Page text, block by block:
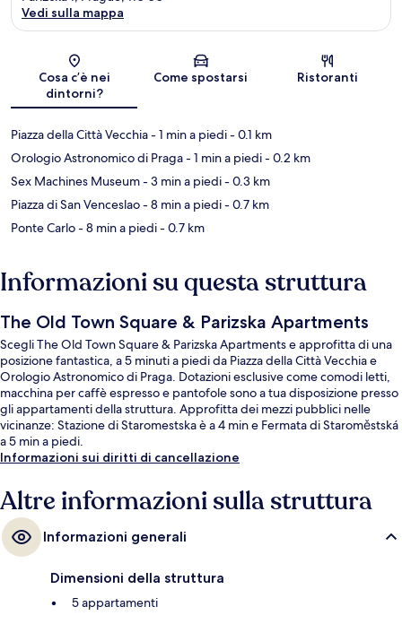
Mappa
Vedi sulla mappa
Cosa c’è nei
dintorni?
Come spostarsi Ristoranti
Piazza della Città Vecchia- 1 min a piedi- 0.1 km
Orologio Astronomico di Praga- 1 min a piedi- 0.2 km
Sex Machines Museum- 3 min a piedi- 0.3 km
Piazza di San Venceslao- 8 min a piedi- 0.7 km
Ponte Carlo- 8 min a piedi- 0.7 km
Informazioni su questa struttura
The Old Town Square & Parizska Apartments
Scegli The Old Town Square & Parizska Apartments e approfitta di una
posizione fantastica, a 5 minuti a piedi da Piazza della Città Vecchia e
Orologio Astronomico di Praga. Dotazioni esclusive come comodi letti,
macchina per caffè espresso e pantofole sono a tua disposizione presso
gli appartamenti della struttura. Approfitta dei mezzi pubblici nelle
vicinanze: Stazione di Staromestska è a 4 min e Fermata di Staroměstská
a 5 min a piedi.
Informazioni sui diritti di cancellazione
Altre informazioni sulla struttura
Informazioni generali
Dimensioni della struttura
5 appartamenti